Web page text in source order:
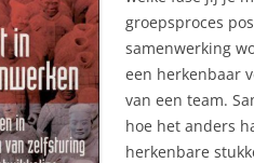
groepsproces
samenwerking
een herkenbaar
van een team.
hoe het anders
herkenbare